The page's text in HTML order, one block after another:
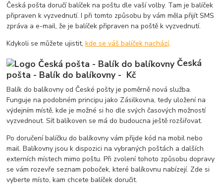
Česká pošta doručí balíček na poštu dle vaší volby. Tam je balíček
připraven k vyzvednutí. I při tomto způsobu by vám měla přijít SMS
zpráva a e-mail, že je balíček připraven na poště k vyzvednutí.
Kdykoli se můžete ujistit,kde se váš balíček nachází.
Česká
pošta - Balík do balíkovny - Kč
Balík do balíkovny od České pošty je poměrně nová služba.
Funguje na podobném principu jako Zásilkovna, tedy uložení na
výdejním místě, kde je možné si ho dle svých časových možností
vyzvednout. Síť balíkoven se má do budoucna ještě rozšiřovat.
Po doručení balíčku do balíkovny vám přijde kód na mobil nebo
mail. Balíkovny jsou k dispozici na vybraných poštách a dalších
externích místech mimo poštu. Při zvolení tohoto způsobu dopravy
se vám rozevře seznam poboček, které balíkovnu nabízejí. Zde si
vyberte místo, kam chcete balíček doručit.